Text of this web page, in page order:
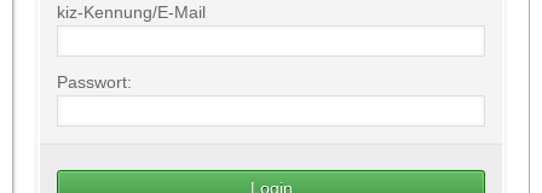
kiz-Kennung/E-Mail
Passwort: